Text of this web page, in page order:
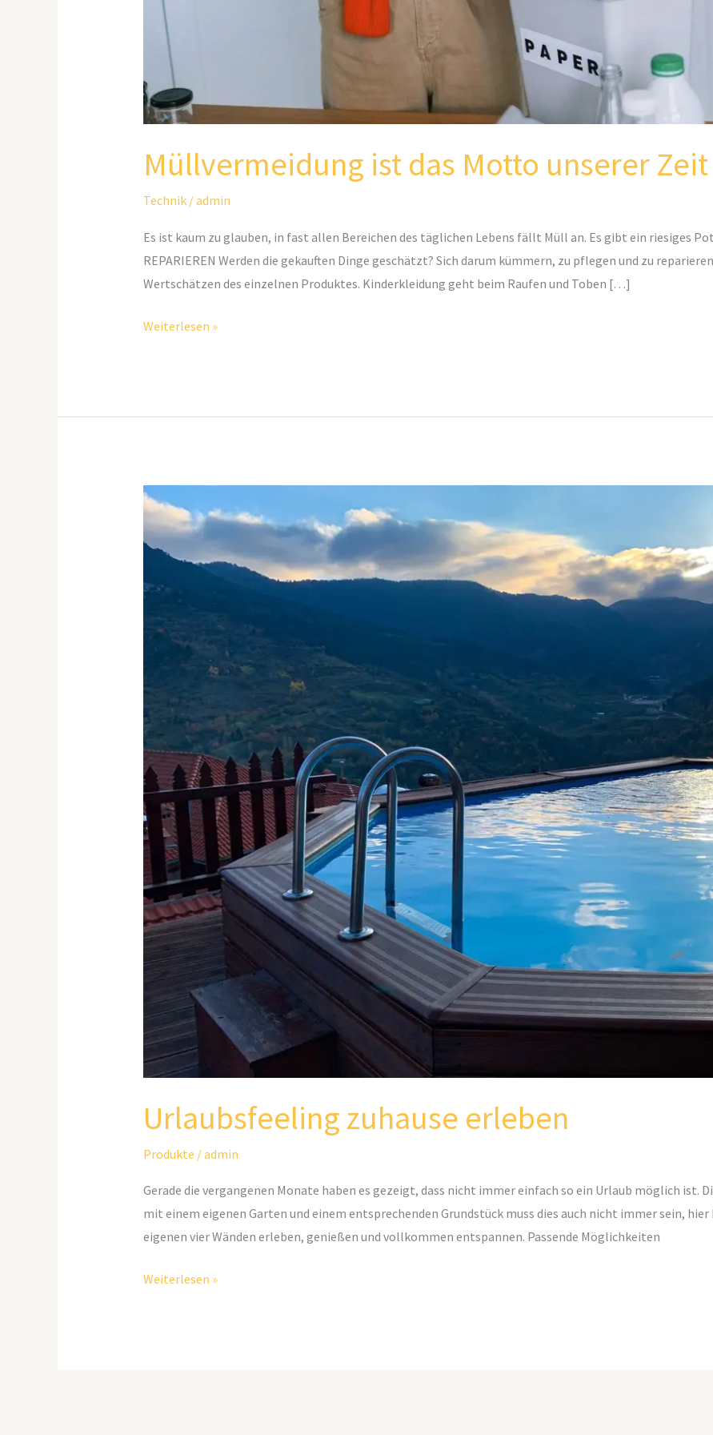
Müllvermeidung ist das Motto unserer Zeit
Technik/admin
Es ist kaum zu glauben, in fast allen Bereichen des täglichen Lebens fällt Müll an. Es gibt ein riesiges
REPARIEREN Werden die gekauften Dinge geschätzt? Sich darum kümmern, zu pflegen und zu
Wertschätzen des einzelnen Produktes. Kinderkleidung geht beim Raufen und Toben […]
Weiterlesen »
Urlaubsfeeling zuhause erleben
Produkte /admin
Gerade die vergangenen Monate haben es gezeigt, dass nicht immer einfach so ein Urlaub möglich ist.
mit einem eigenen Garten und einem entsprechenden Grundstück muss dies auch nicht immer sein, hier
eigenen vier Wänden erleben, genießen und vollkommen entspannen. Passende Möglichkeiten
Urlaubsfeeling
zuhause
erleben
Weiterlesen »